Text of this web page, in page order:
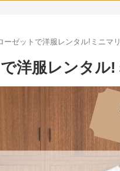
ーゼットで洋服レンタル!ミニマ
洋服レンタル